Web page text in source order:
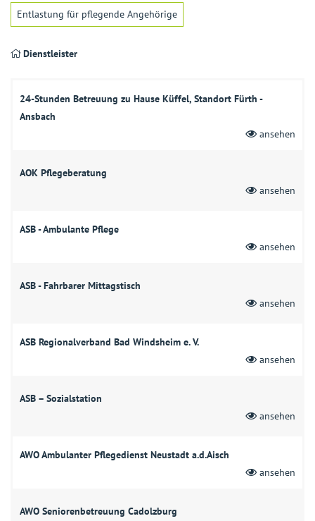
Entlastung für pflegende Angehörige
Dienstleister
24-Stunden Betreuung zu Hause Küffel, Standort Fürth -
Ansbach
ansehen
AOK Pflegeberatung
ansehen
ASB - Ambulante Pflege
ansehen
ASB - Fahrbarer Mittagstisch
ansehen
ASB Regionalverband Bad Windsheim e. V.
ansehen
ASB – Sozialstation
ansehen
AWO Ambulanter Pflegedienst Neustadt a.d.Aisch
ansehen
AWO Seniorenbetreuung Cadolzburg